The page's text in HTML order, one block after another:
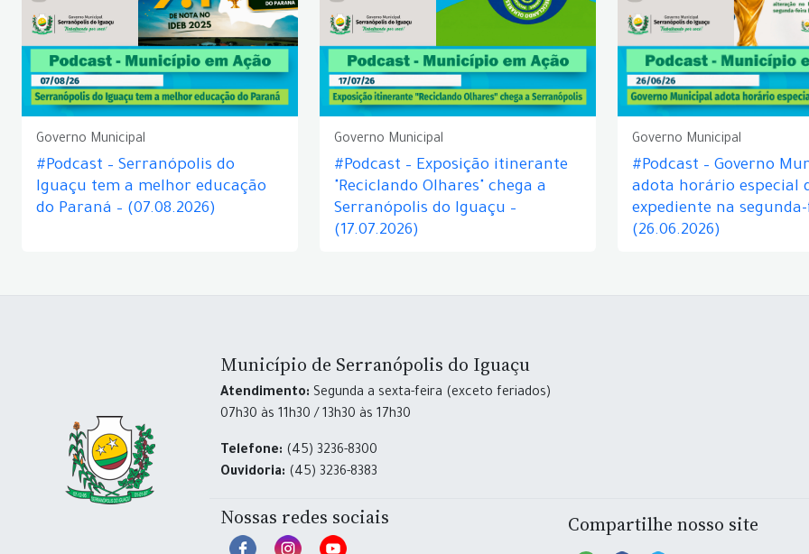
Governo Municipal
#Podcast – Serranópolis do
Iguaçu tem a melhor educação
do Paraná – (07.08.2026)
Governo Municipal
#Podcast – Exposição itinerante
"Reciclando Olhares" chega a
Serranópolis do Iguaçu –
(17.07.2026)
Governo Municipal
#Podcast – Governo
adota horário especial
expediente na
(26.06.2026)
Município de Serranópolis do Iguaçu
Atendimento: Segunda a sexta-feira (exceto feriados)
07h30 às 11h30 / 13h30 às 17h30
Telefone: (45) 3236-8300
Ouvidoria: (45) 3236-8383
Nossas redes sociais Compartilhe nosso site